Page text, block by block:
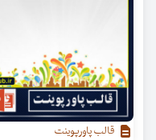
قالب پاورپوینت